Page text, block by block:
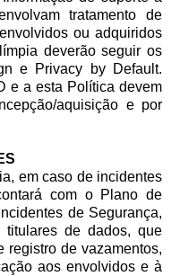
tratamento de
ou adquiridos
deverão seguir os
e Privacy by Default.
e a esta Política devem
aquisição e por
em caso de incidentes
com o Plano de
de Segurança,
titulares de dados, que
registro de vazamentos,
aos envolvidos e à